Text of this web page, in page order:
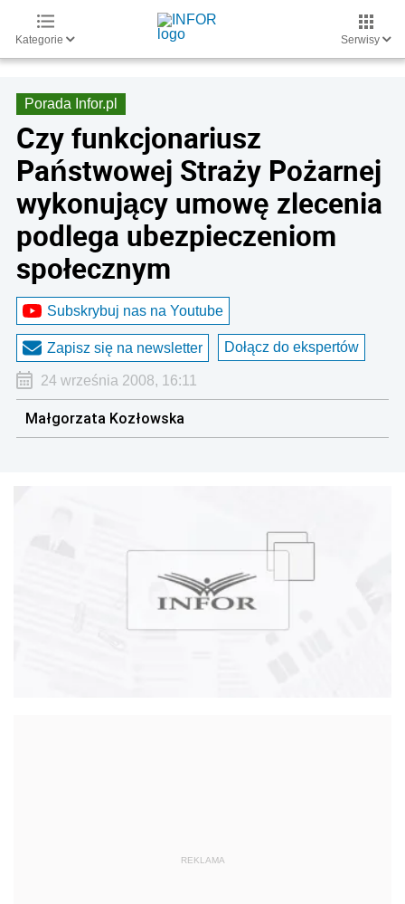
Kategorie Serwisy
Porada Infor.pl
Czy funkcjonariusz
Państwowej Straży Pożarnej
wykonujący umowę zlecenia
podlega ubezpieczeniom
społecznym
Subskrybuj nas na Youtube
Zapisz się na newsletter Dołącz do ekspertów
24 września 2008, 16:11
Małgorzata Kozłowska